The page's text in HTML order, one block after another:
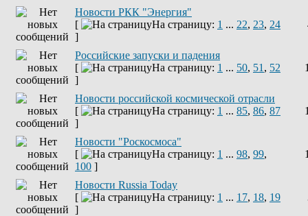
Новости РКК "Энергия"
[
На страницу: 1 ... 22, 23, 24
]
Российские запуски и падения
[
На страницу: 1 ... 50, 51 , 52
]
Новости российской космической отрасли
[
На страницу: 1 ... 85, 86, 87
]
Новости "Роскосмоса"
[
На страницу: 1 ... 98, 99,
100 ]
Новости Russia Today
[
На страницу: 1 ... 17, 18, 19
]